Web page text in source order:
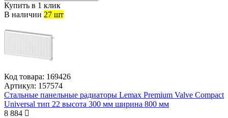
Купить в 1 клик
В наличии 27 шт
Код товара: 169426
Артикул: 157574
Стальные панельные радиаторы Lemax Premium Valve Compact
Universal тип 22 высота 300 мм ширина 800 мм
8 884